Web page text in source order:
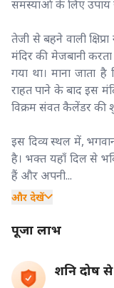
समस्याओं के लिए उपाय
तेजी से बहने वाली
मंदिर की मेजबानी करता
गया था। माना जाता
राहत पाने के बाद इस
विक्रम संवत कैलेंडर की
इस दिव्य स्थल में,
है। भक्त यहाँ दिल से
हैं और अपनी...
और देखें
पूजा लाभ
शनि दोष